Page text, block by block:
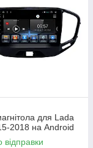
для Lada
2018 на Android
відправки